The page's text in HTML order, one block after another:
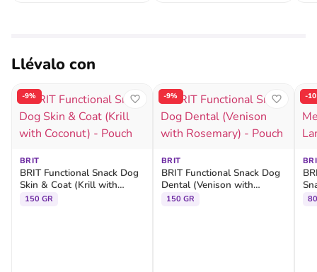
Llévalo con
-9%
BRIT
BRIT Functional Snack Dog
Skin & Coat (Krill with
Coconut) - Pouch
150 GR
-9%
BRIT
BRIT Functional Snack Dog
Dental (Venison with
Rosemary) - Pouch
150 GR
-